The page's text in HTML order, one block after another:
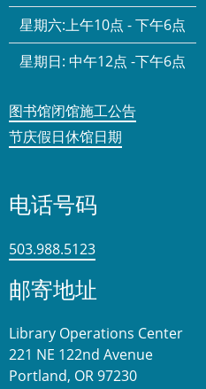
星期六:上午10点 - 下午6点
星期日: 中午12点 -下午6点
图书馆闭馆施工公告
节庆假日休馆日期
电话号码
503.988.5123
邮寄地址
Library Operations Center
221 NE 122nd Avenue
Portland, OR 97230